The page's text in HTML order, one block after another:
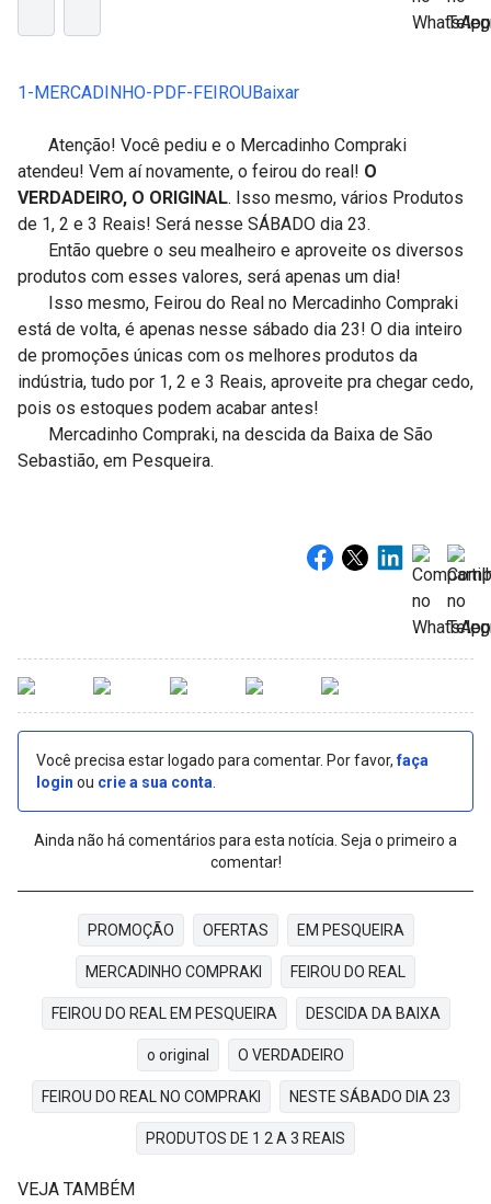
1-MERCADINHO-PDF-FEIROUBaixar
Atenção! Você pediu e o Mercadinho Compraki
atendeu! Vem aí novamente, o feirou do real! O
VERDADEIRO, O ORIGINAL. Isso mesmo, vários Produtos
de 1, 2 e 3 Reais! Será nesse SÁBADO dia 23.
Então quebre o seu mealheiro e aproveite os diversos
produtos com esses valores, será apenas um dia!
Isso mesmo, Feirou do Real no Mercadinho Compraki
está de volta, é apenas nesse sábado dia 23! O dia inteiro
de promoções únicas com os melhores produtos da
indústria, tudo por 1, 2 e 3 Reais, aproveite pra chegar cedo,
pois os estoques podem acabar antes!
Mercadinho Compraki, na descida da Baixa de São
Sebastião, em Pesqueira.
Você precisa estar logado para comentar. Por favor,faça
login ou crie a sua conta
Ainda não há comentários para esta notícia. Seja o primeiro a
comentar!
PROMOÇÃO OFERTAS EM PESQUEIRA
MERCADINHO COMPRAKI FEIROU DO REAL
FEIROU DO REAL EM PESQUEIRA DESCIDA DA BAIXA
o original O VERDADEIRO
FEIROU DO REAL NO COMPRAKI NESTE SÁBADO DIA 23
PRODUTOS DE 1 2 A 3 REAIS
VEJA TAMBÉM